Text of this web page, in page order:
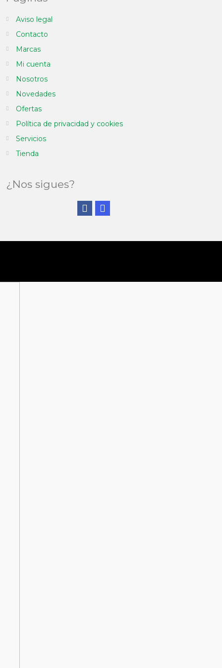
Aviso legal
Contacto
Marcas
Mi cuenta
Nosotros
Novedades
Ofertas
Política de privacidad y cookies
Servicios
Tienda
¿Nos sigues?